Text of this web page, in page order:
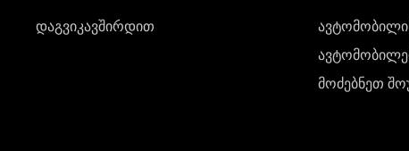
დაგვიკავშირდით
მოძებნეთ